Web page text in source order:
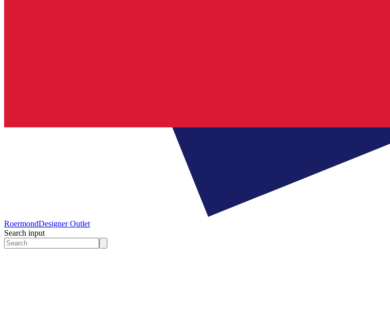
RoermondDesigner Outlet
Search input